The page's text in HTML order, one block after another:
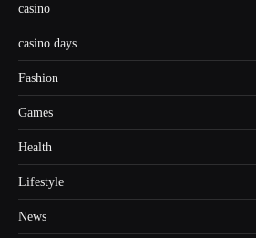
casino
casino days
Fashion
Games
Health
Lifestyle
News